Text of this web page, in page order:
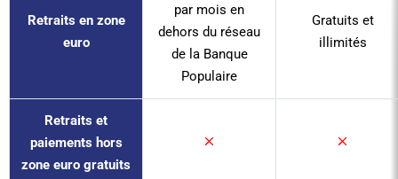
Retraits en zone
euro
par mois en
dehors du réseau
de la Banque
Populaire
Gratuits et
illimités
Retraits et
paiements hors
zone euro gratuits